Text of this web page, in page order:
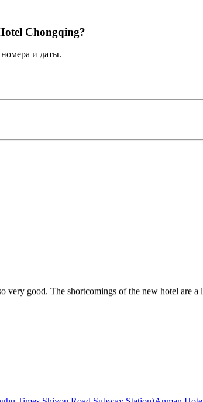
Chongqing?
и даты.
very good. The shortcomings of the new hotel are
the stay time is short, really good, that is, the stay